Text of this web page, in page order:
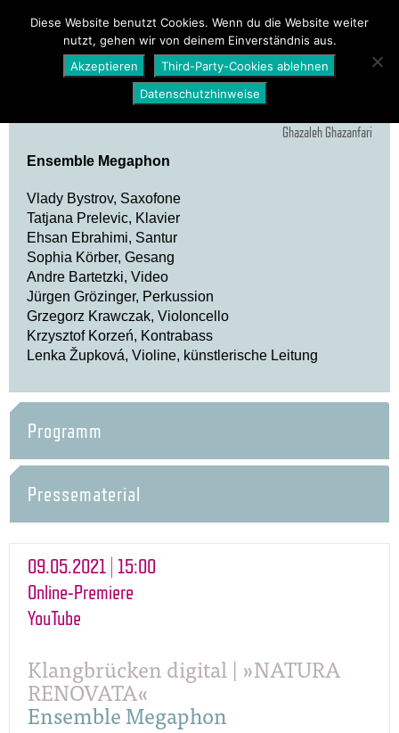
PROGRAMM ÜBER UNS NEWS
Ghazaleh Ghazanfari
Ensemble Megaphon
Vlady Bystrov, Saxofone
Tatjana Prelevic, Klavier
Ehsan Ebrahimi, Santur
Sophia Körber, Gesang
Andre Bartetzki, Video
Jürgen Grözinger, Perkussion
Grzegorz Krawczak, Violoncello
Krzysztof Korzeń, Kontrabass
Lenka Župková, Violine, künstlerische Leitung
Programm
Pressematerial
09.05.2021 | 15:00
Online-Premiere
YouTube
Klangbrücken digital | »NATURA
RENOVATA«
Ensemble Megaphon
Diese Website benutzt Cookies. Wenn du die Website weiter
nutzt, gehen wir von deinem Einverständnis aus.
Akzeptieren
Third-Party-Cookies ablehnen
Datenschutzhinweise